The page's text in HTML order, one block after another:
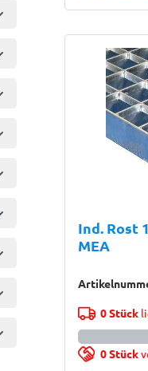
Ind. Rost
MEA
0 Stück
0 Stück